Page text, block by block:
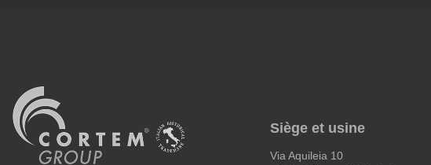
Siège et usine
Via Aquileia 10